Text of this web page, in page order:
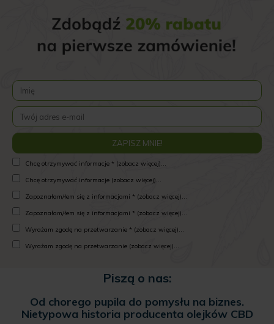
Chcę otrzymywać informacje * (zobacz więcej)...
Chcę otrzymywać informacje (zobacz więcej)...
Zapoznałam/łem się z informacjami * (zobacz więcej)...
Zapoznałam/łem się z informacjami * (zobacz więcej)...
Wyrażam zgodę na przetwarzanie * (zobacz więcej)...
Wyrażam zgodę na przetwarzanie (zobacz więcej)...
Piszą o nas:
Od chorego pupila do pomysłu na biznes.
Nietypowa historia producenta olejków CBD